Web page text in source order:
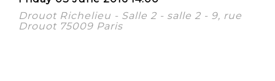
Drouot Richelieu - Salle 2 - salle 2 - 9, rue
Drouot 75009 Paris